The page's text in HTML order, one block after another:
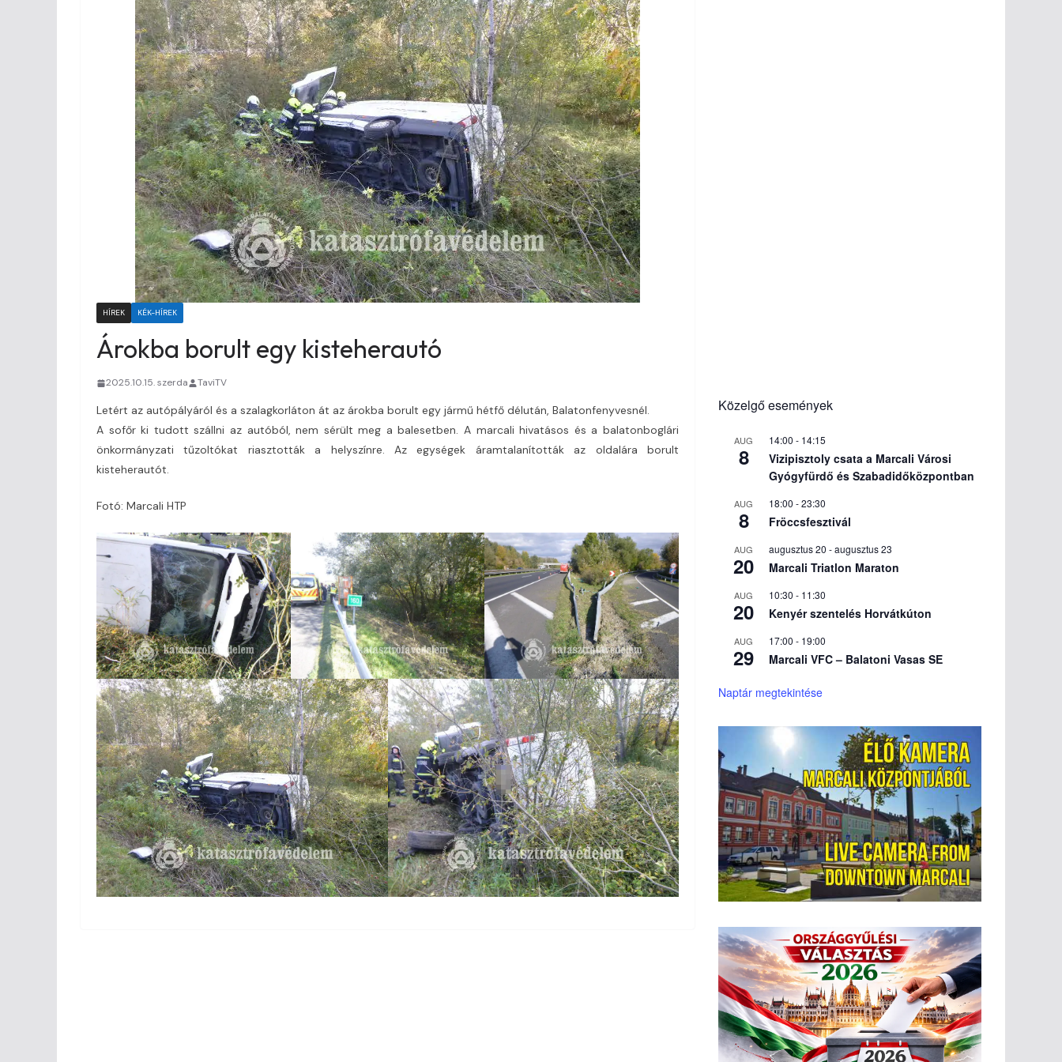
HÍREK KÉK-HÍREK
Árokba borult egy kisteherautó
2025.10.15. szerda TaviTV
Letért az autópályáról és a szalagkorláton át az árokba borult egy jármű hétfő délután, Balatonfenyvesnél.
A sofőr ki tudott szállni az autóból, nem sérült meg a balesetben. A marcali hivatásos és a balatonboglári
önkormányzati tűzoltókat riasztották a helyszínre. Az egységek áramtalanították az oldalára borult
kisteherautót.
Fotó: Marcali HTP
Közelgő események
AUG
8
14:00 - 14:15
Vizipisztoly csata a Marcali Városi
Gyógyfürdő és Szabadidőközpontban
AUG
8
18:00 -23:30
Fröccsfesztivál
AUG
20
augusztus 20 -augusztus 23
Marcali Triatlon Maraton
AUG
20
10:30 - 11:30
Kenyér szentelés Horvátkúton
AUG
29
17:00 - 19:00
Marcali VFC – Balatoni Vasas SE
Naptár megtekintése